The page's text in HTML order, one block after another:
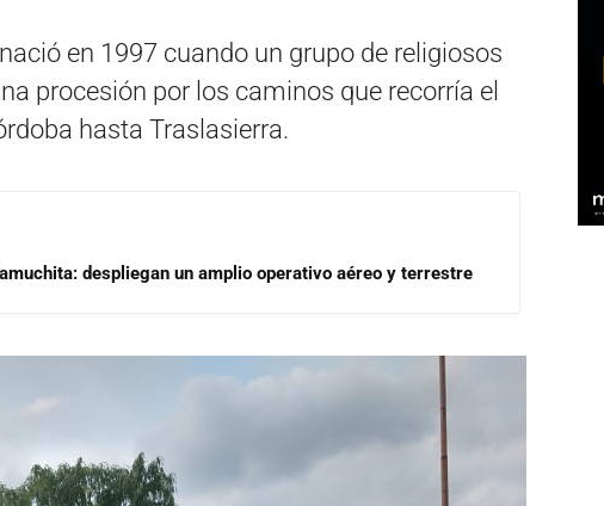
en 1997 cuando un grupo de religiosos
procesión por los caminos que recorría el
hasta Traslasierra.
despliegan un amplio operativo aéreo y terrestre